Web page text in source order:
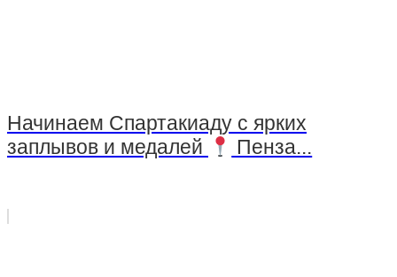
Начинаем Спартакиаду с ярких
заплывов и медалей
Пенза...